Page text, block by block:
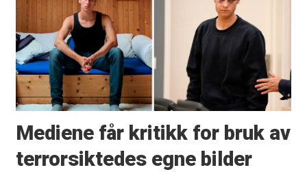
Mediene får kritikk for bruk av
terrorsiktedes egne bilder